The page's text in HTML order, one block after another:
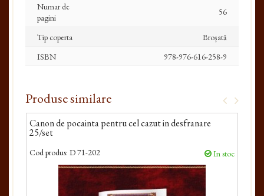
Numar de
pagini
56
Tip coperta
Broșată
ISBN
978-976-616-258-9
Produse similare
Canon de pocainta pentru cel cazut in desfranare
25/set
Cod produs: D 71-202 In stoc